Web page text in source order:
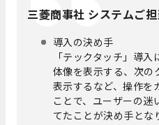
三菱商事社 システムご
導入の決め手
「テックタッチ」導
体像を表示する、次の
表示するなど、操作を
ことで、ユーザーの迷
てたことが決め手とな